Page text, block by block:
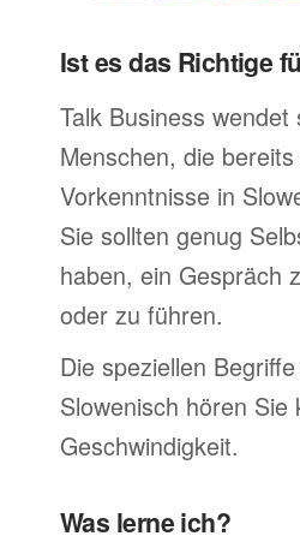
Ist es das Richtige
Talk Business wendet
Menschen, die
Vorkenntnisse in
Sie sollten genug
haben, ein Gespräch
oder zu führen.
Die speziellen
Slowenisch hören
Geschwindigkeit.
Was lerne ich?